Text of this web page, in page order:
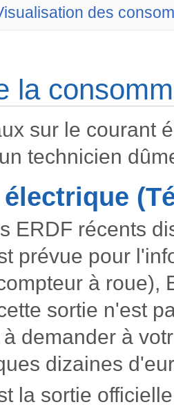
des
la
sur le courant
technicien
ERDF récents
prévue pour
à roue),
sortie n'est
demander à
dizaines
la sortie